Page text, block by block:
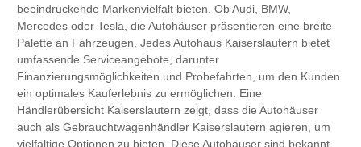
beeindruckende Markenvielfalt bieten. ObAudi, BMW,
Mercedes oder Tesla, die Autohäuser präsentieren eine breite
Palette an Fahrzeugen. Jedes Autohaus Kaiserslautern bietet
umfassende Serviceangebote, darunter
Finanzierungsmöglichkeiten und Probefahrten, um den Kunden
ein optimales Kauferlebnis zu ermöglichen. Eine
Händlerübersicht Kaiserslautern zeigt, dass die Autohäuser
auch als Gebrauchtwagenhändler Kaiserslautern agieren, um
vielfältige Optionen zu bieten. Diese Autohäuser sind bekannt